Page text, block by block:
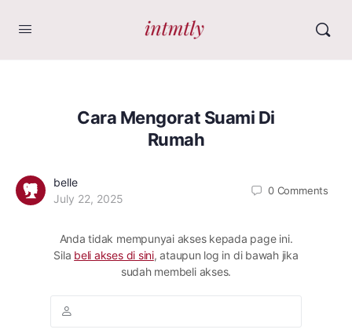
Cara Mengorat Suami Di
Rumah
belle
July 22, 2025
0 Comments
Anda tidak mempunyai akses kepada page ini.
Sila beli akses di sini, ataupun log in di bawah jika
sudah membeli akses.